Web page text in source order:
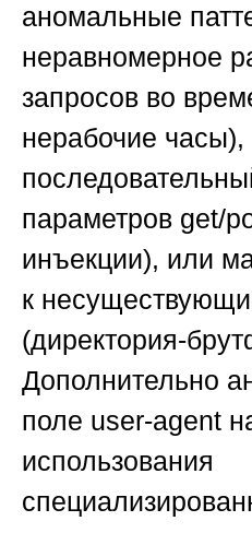
аномальные
неравномерное
запросов во
нерабочие часы),
параметров get/
инъекции), или
к
(директория-
Дополнительно
поле user-agent
использования